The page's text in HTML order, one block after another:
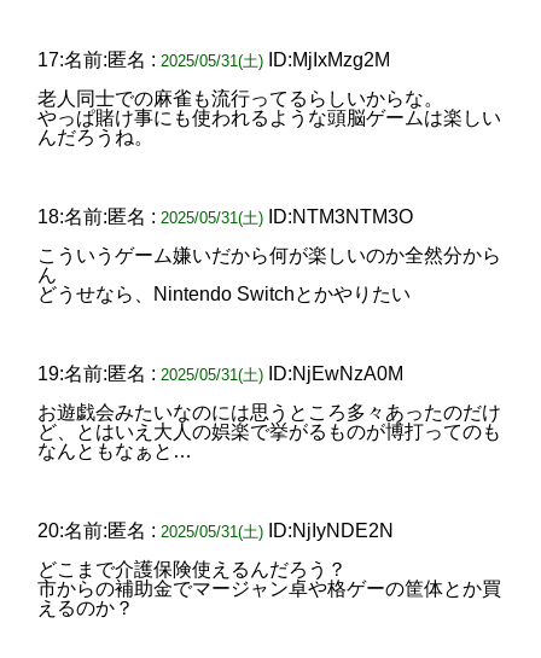
17:名前:匿名 : 2025/05/31(土)
ID:MjIxMzg2M
老人同士での麻雀も流行ってるらしいからな。
やっぱ賭け事にも使われるような頭脳ゲームは楽しい
んだろうね。
18:名前:匿名 : 2025/05/31(土)
ID:NTM3NTM3O
こういうゲーム嫌いだから何が楽しいのか全然分から
ん
どうせなら、Nintendo Switchとかやりたい
19:名前:匿名 : 2025/05/31(土)
ID:NjEwNzA0M
お遊戯会みたいなのには思うところ多々あったのだけ
ど、とはいえ大人の娯楽で挙がるものが博打ってのも
なんともなぁと…
20:名前:匿名 : 2025/05/31(土)
ID:NjIyNDE2N
どこまで介護保険使えるんだろう？
市からの補助金でマージャン卓や格ゲーの筐体とか買
えるのか？